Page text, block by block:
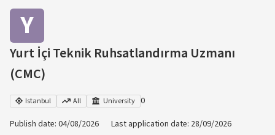
Y
Yurt İçi Teknik Ruhsatlandırma Uzmanı
(CMC)
Istanbul All University 0
Publish date: 04/08/2026 Last application date: 28/09/2026